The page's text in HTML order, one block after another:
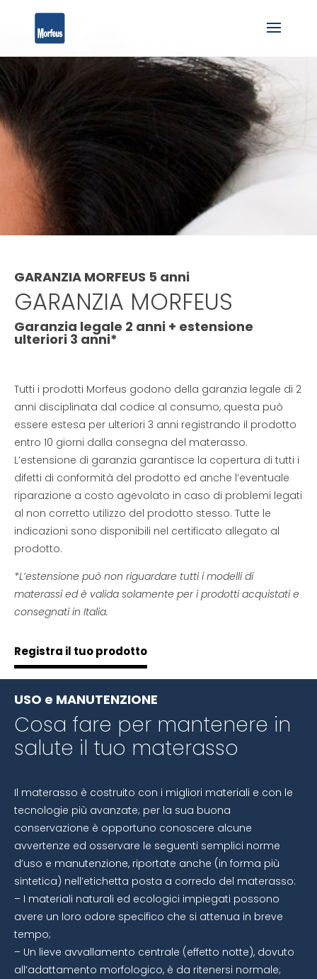
GARANZIA MORFEUS 5 anni
GARANZIA MORFEUS
Garanzia legale 2 anni + estensione
ulteriori 3 anni*
Tutti i prodotti Morfeus godono della garanzia legale di 2
anni disciplinata dal codice al consumo, questa può
essere estesa per ulteriori 3 anni registrando il prodotto
entro 10 giorni dalla consegna del materasso.
L’estensione di garanzia garantisce la copertura di tutti i
difetti di conformità del prodotto ed anche l’eventuale
riparazione a costo agevolato in caso di problemi legati
al non corretto utilizzo del prodotto stesso. Tutte le
indicazioni sono disponibili nel certificato allegato al
prodotto.
*L’estensione può non riguardare tutti i modelli di
materassi ed è valida solamente per i prodotti acquistati e
consegnati in Italia.
Registra il tuo prodotto
USO e MANUTENZIONE
Cosa fare per mantenere in
salute il tuo materasso
Il materasso è costruito con i migliori materiali e con le
tecnologie più avanzate; per la sua buona
conservazione è opportuno conoscere alcune
avvertenze ed osservare le seguenti semplici norme
d’uso e manutenzione, riportate anche (in forma più
sintetica) nell’etichetta posta a corredo del materasso:
– I materiali naturali ed ecologici impiegati possono
avere un loro odore specifico che si attenua in breve
tempo;
– Un lieve avvallamento centrale (effetto notte), dovuto
all’adattamento morfologico, è da ritenersi normale;